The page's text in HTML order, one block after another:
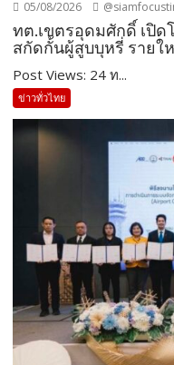
05/08/2026
ทต.เขตรอุดมศักดิ์ เปิด
สกัดกั้นผู้สูบบุหรี่ รายใ
Post Views: 24 ท...
ข่าวทั่วไทย